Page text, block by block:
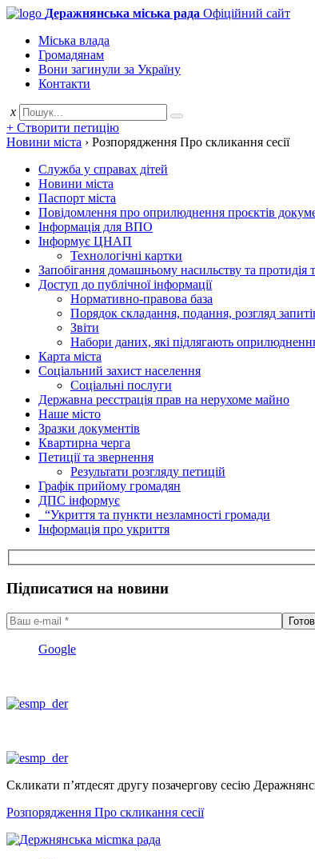
Деражнянська міська рада Офіційний сайт
Міська влада
Громадянам
Вони загинули за Україну
Контакти
x
+ Створити петицію
Новини міста › Розпорядження Про скликання сесії
Служба у справах дітей
Новини міста
Паспорт міста
Повідомлення про оприлюднення проєктів
Інформація для ВПО
Інформує ЦНАП
Технологічні картки
Запобігання домашньому насильству та протидія
Доступ до публічної інформації
Нормативно-правова база
Порядок складання, подання, розгляд
Звіти
Набори даних, які підлягають
Карта міста
Соціальний захист населення
Соціальні послуги
Державна реєстрація прав на нерухоме майно
Наше місто
Зразки документів
Квартирна черга
Петиції та звернення
Результати розгляду петицій
Графік прийому громадян
ДПС інформує
“Укриття та пункти незламності громади
Інформація про укриття
Підписатися на новини
Google
Скликати п’ятдесят другу позачергову сесію
Розпорядження Про скликання сесії